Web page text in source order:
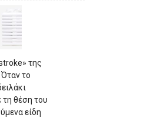
της
το
θέση του
είδη